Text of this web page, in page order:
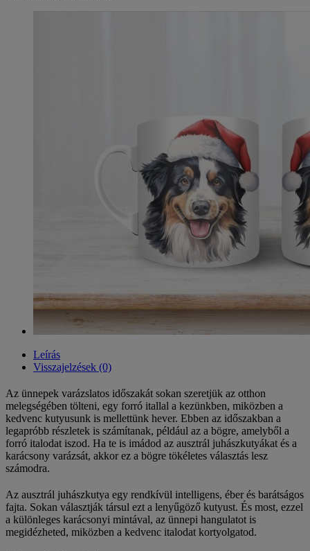
Leírás
Visszajelzések (0)
Az ünnepek varázslatos időszakát sokan szeretjük az otthon
melegségében tölteni, egy forró itallal a kezünkben, miközben a
kedvenc kutyusunk is mellettünk hever. Ebben az időszakban a
legapróbb részletek is számítanak, például az a bögre, amelyből a
forró italodat iszod. Ha te is imádod az ausztrál juhászkutyákat és a
karácsony varázsát, akkor ez a bögre tökéletes választás lesz
számodra.
Az ausztrál juhászkutya egy rendkívül intelligens, éber és barátságos
fajta. Sokan választják társul ezt a lenyűgöző kutyust. És most, ezzel
a különleges karácsonyi mintával, az ünnepi hangulatot is
megidézheted, miközben a kedvenc italodat kortyolgatod.